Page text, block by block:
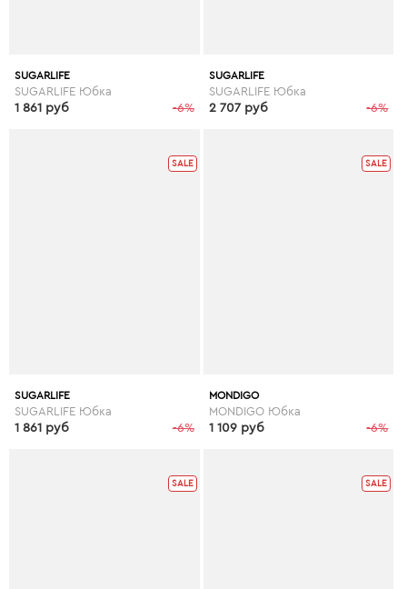
SUGARLIFE
SUGARLIFE Юбка
-6%
1 861 руб
SUGARLIFE
SUGARLIFE Юбка
-6%
2 707 руб
SALE
SUGARLIFE
SUGARLIFE Юбка
-6%
1 861 руб
SALE
MONDIGO
MONDIGO Юбка
-6%
1 109 руб
SALE SALE